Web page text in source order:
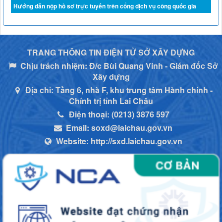
Hướng dẫn nộp hồ sơ trực tuyến trên cổng dịch vụ công quốc gia
TRANG THÔNG TIN ĐIỆN TỬ SỞ XÂY DỰNG
Chịu trách nhiệm: Đ/c Bùi Quang Vinh - Giám đốc Sở
Xây dựng
Địa chỉ: Tầng 6, nhà F, khu trung tâm Hành chính -
Chính trị tỉnh Lai Châu
Điện thoại: (0213) 3876 597
Email: soxd@laichau.gov.vn
Website: http://sxd.laichau.gov.vn